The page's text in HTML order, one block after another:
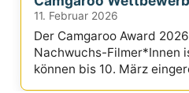
11. Februar 2026
Der Camgaroo Award
Nachwuchs-Filmer*Innen
können bis 10. März